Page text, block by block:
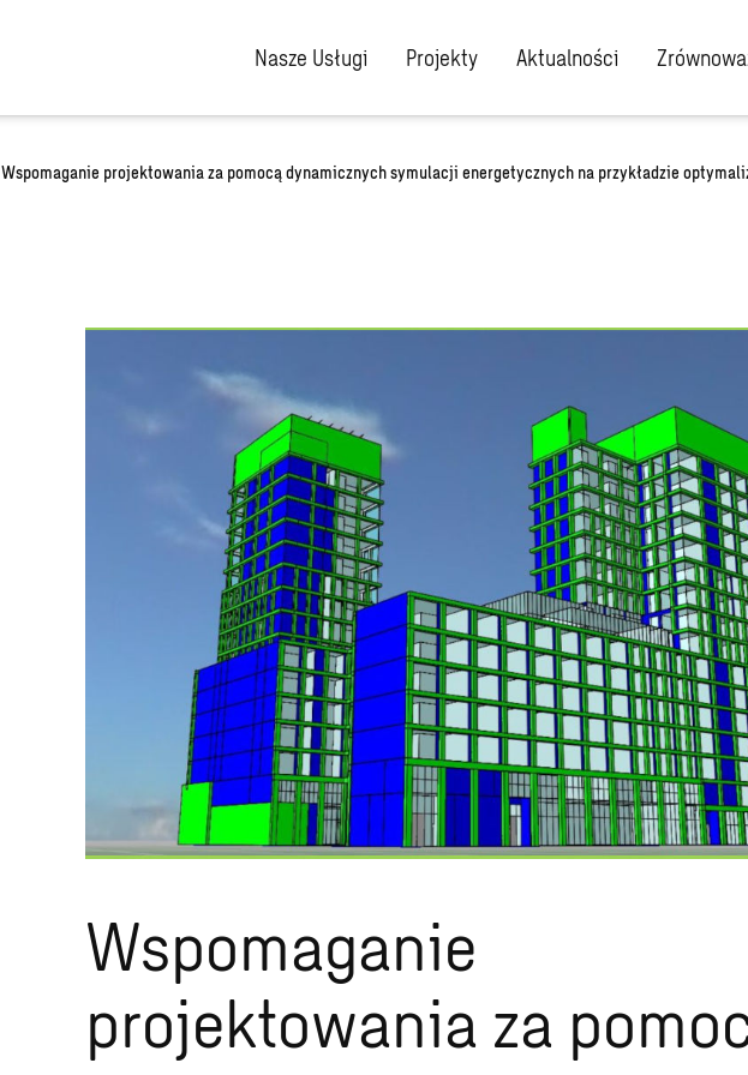
Nasze Usługi Projekty Aktualności
Wspomaganie projektowania za pomocą dynamicznych symulacji energetycznych na przykładzie
Wspomaganie
projektowania za